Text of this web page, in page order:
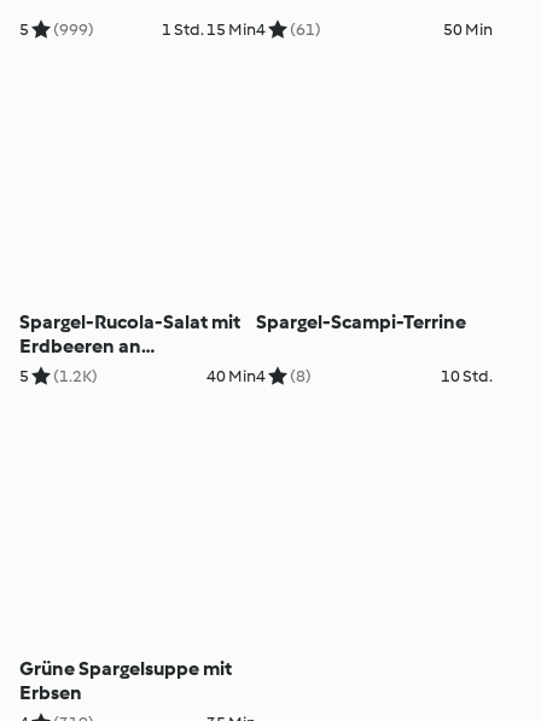
5 (999) 1 Std. 15 Min4 (61) 50 Min
Spargel-Rucola-Salat mit
Erdbeeren an
Orangensauce
5 (1.2K) 40 Min
Spargel-Scampi-Terrine
4 (8) 10 Std.
Grüne Spargelsuppe mit
Erbsen